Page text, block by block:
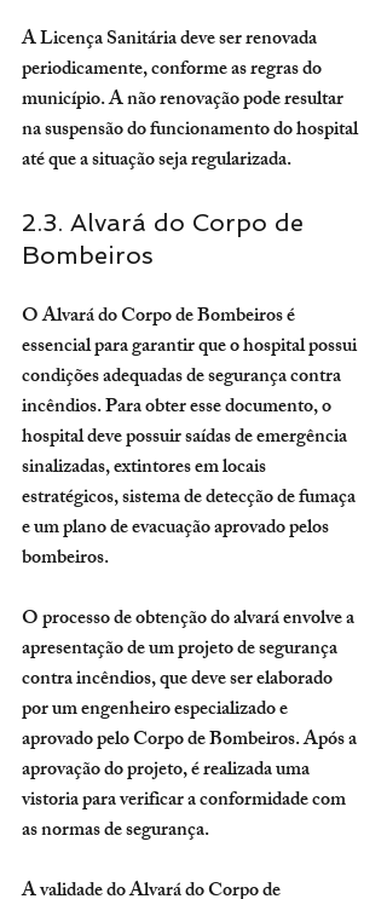
A Licença Sanitária deve ser renovada
periodicamente, conforme as regras do
município. A não renovação pode resultar
na suspensão do funcionamento do hospital
até que a situação seja regularizada.
2.3. Alvará do Corpo de
Bombeiros
O Alvará do Corpo de Bombeiros é
essencial para garantir que o hospital possui
condições adequadas de segurança contra
incêndios. Para obter esse documento, o
hospital deve possuir saídas de emergência
sinalizadas, extintores em locais
estratégicos, sistema de detecção de fumaça
e um plano de evacuação aprovado pelos
bombeiros.
O processo de obtenção do alvará envolve a
apresentação de um projeto de segurança
contra incêndios, que deve ser elaborado
por um engenheiro especializado e
aprovado pelo Corpo de Bombeiros. Após a
aprovação do projeto, é realizada uma
vistoria para verificar a conformidade com
as normas de segurança.